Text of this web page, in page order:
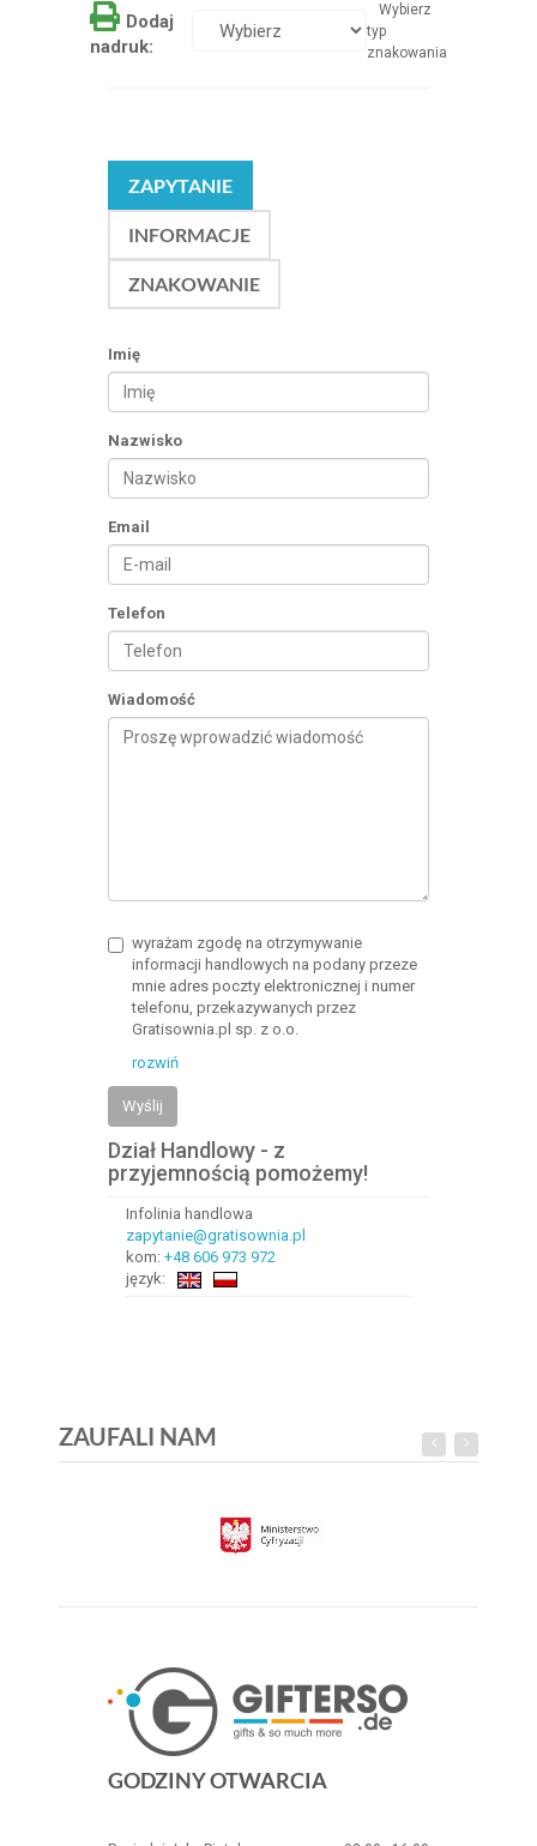
Dodaj
nadruk:
Wybierz
typ
znakowania
ZAPYTANIE
INFORMACJE
ZNAKOWANIE
Imię
Nazwisko
Email
Telefon
Wiadomość
wyrażam zgodę na otrzymywanie
informacji handlowych na podany przeze
mnie adres poczty elektronicznej i numer
telefonu, przekazywanych przez
Gratisownia.pl sp. z o.o.
rozwiń
Wyślij
Dział Handlowy - z
przyjemnością pomożemy!
Infolinia handlowa
zapytanie@gratisownia.pl
kom: +48 606 973 972
język:
ZAUFALI NAM
GODZINY OTWARCIA